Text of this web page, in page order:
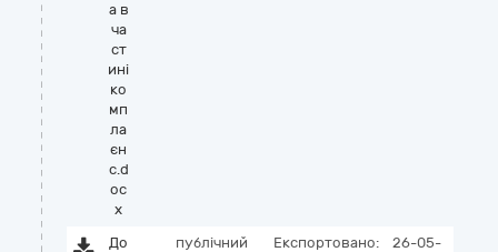
а в
ча
ст
ині
ко
мп
ла
єн
с.d
oc
x
До
публічний Експортовано:
26-05-